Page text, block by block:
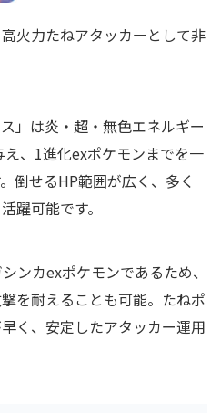
火力たねアタッカーとして非
」は炎・超・無色エネルギー
、1進化exポケモンまでを一
倒せるHP範囲が広く、多く
躍可能です。
ンカexポケモンであるため、
を耐えることも可能。たねポ
く、安定したアタッカー運用